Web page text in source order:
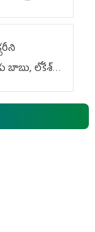
బాబు, లోకేశ్